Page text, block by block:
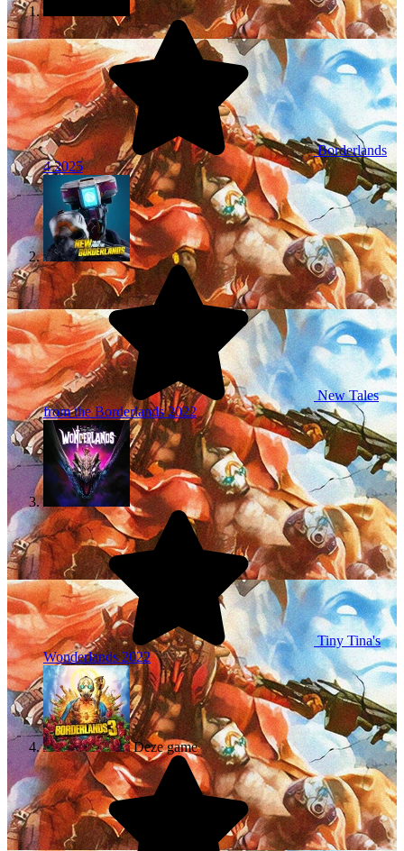
Borderlands
42025
New Tales
from the Borderlands2022
Tiny Tina's
Wonderlands2022
Deze game